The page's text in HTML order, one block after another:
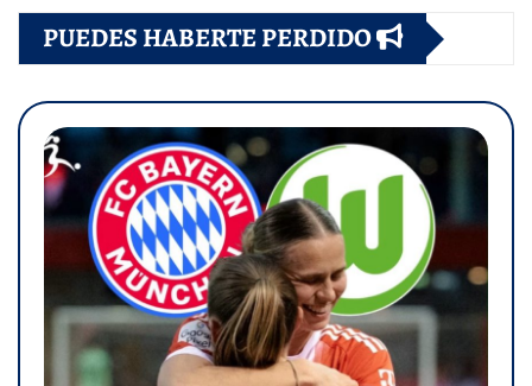
PUEDES HABERTE PERDIDO